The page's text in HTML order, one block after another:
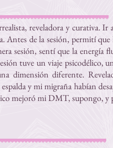
reveladora y curativa. Ir
Antes de la sesión, permití
sesión, sentí que la energía
tuve un viaje psicodélico,
dimensión diferente.
y mi migraña habían
mejoró mi DMT, supongo, y